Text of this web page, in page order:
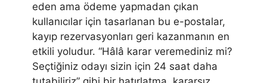
eden ama ödeme yapmadan çıkan
kullanıcılar için tasarlanan bu e-postalar,
kayıp rezervasyonları geri kazanmanın en
etkili yoludur. “Hâlâ karar veremediniz mi?
Seçtiğiniz odayı sizin için 24 saat daha